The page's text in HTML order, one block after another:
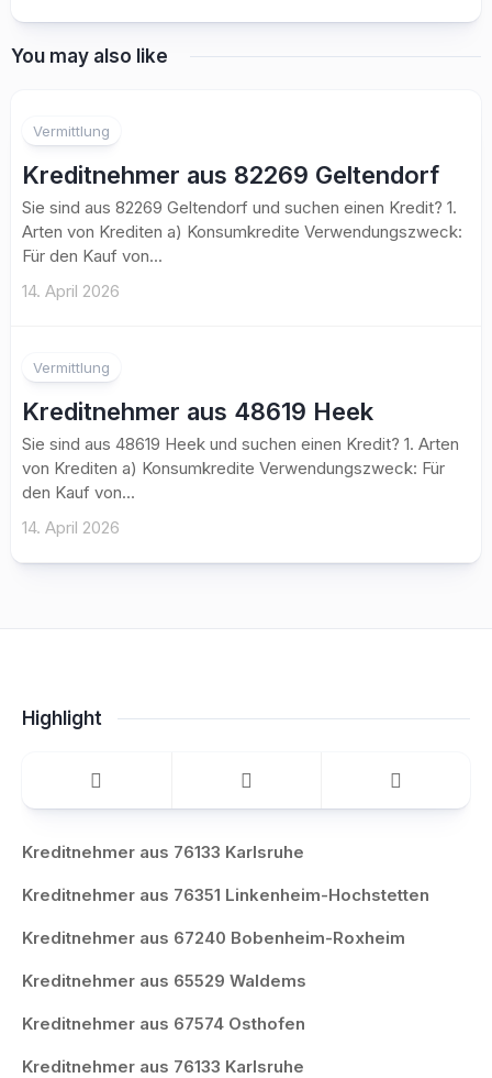
You may also like
Vermittlung
Kreditnehmer aus 82269 Geltendorf
Sie sind aus 82269 Geltendorf und suchen einen Kredit? 1.
Arten von Krediten a) Konsumkredite Verwendungszweck:
Für den Kauf von...
14. April 2026
Vermittlung
Kreditnehmer aus 48619 Heek
Sie sind aus 48619 Heek und suchen einen Kredit? 1. Arten
von Krediten a) Konsumkredite Verwendungszweck: Für
den Kauf von...
14. April 2026
Highlight
Kreditnehmer aus 76133 Karlsruhe
Kreditnehmer aus 76351 Linkenheim-Hochstetten
Kreditnehmer aus 67240 Bobenheim-Roxheim
Kreditnehmer aus 65529 Waldems
Kreditnehmer aus 67574 Osthofen
Kreditnehmer aus 76133 Karlsruhe